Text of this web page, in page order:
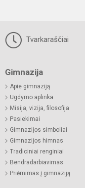
Tvarkaraščiai
Gimnazija
Apie gimnaziją
Ugdymo aplinka
Misija, vizija, filosofija
Pasiekimai
Gimnazijos simboliai
Gimnazijos himnas
Tradiciniai renginiai
Bendradarbiavimas
Priėmimas į gimnaziją